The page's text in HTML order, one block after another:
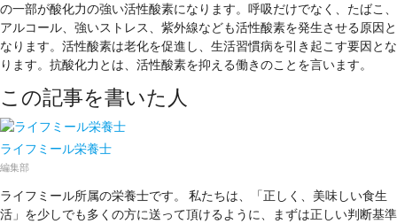
の一部が酸化力の強い活性酸素になります。呼吸だけでなく、たばこ、
アルコール、強いストレス、紫外線なども活性酸素を発生させる原因と
なります。活性酸素は老化を促進し、生活習慣病を引き起こす要因とな
ります。抗酸化力とは、活性酸素を抑える働きのことを言います。
この記事を書いた人
ライフミール栄養士
編集部
ライフミール所属の栄養士です。 私たちは、「正しく、美味しい食生
活」を少しでも多くの方に送って頂けるように、まずは正しい判断基準